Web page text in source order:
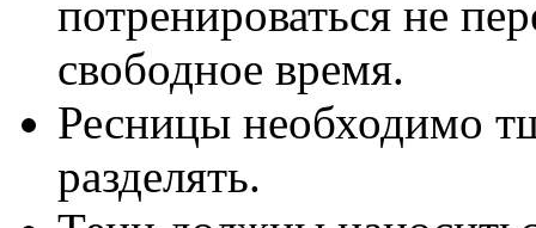
потренироваться не
свободное время.
Ресницы необходимо
разделять.